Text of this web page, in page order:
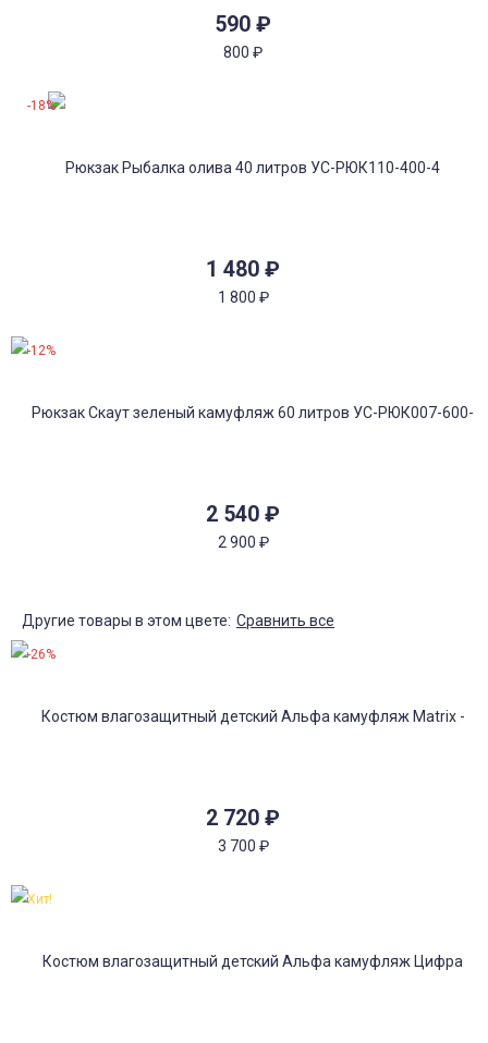
590 ₽
800 ₽
1 480 ₽
1 800 ₽
-18%
2 540 ₽
2 900 ₽
-12%
Другие товары в этом цвете: Сравнить все
2 720 ₽
3 700 ₽
-26%
Хит!